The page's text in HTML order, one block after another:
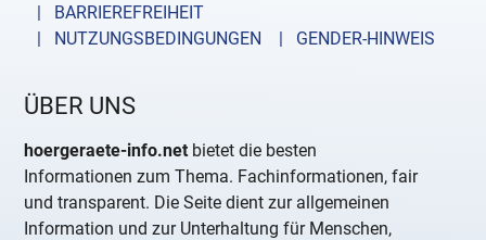
| BARRIEREFREIHEIT
| NUTZUNGSBEDINGUNGEN
| GENDER-HINWEIS
ÜBER UNS
hoergeraete-info.net bietet die besten
Informationen zum Thema. Fachinformationen, fair
und transparent. Die Seite dient zur allgemeinen
Information und zur Unterhaltung für Menschen,